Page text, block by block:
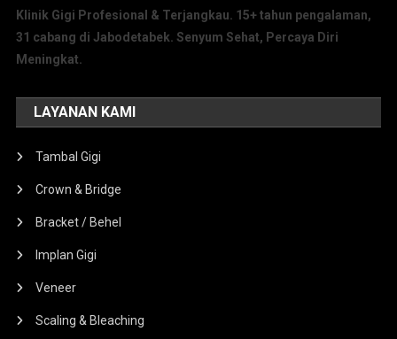
Klinik Gigi Profesional & Terjangkau. 15+ tahun pengalaman,
31 cabang di Jabodetabek. Senyum Sehat, Percaya Diri
Meningkat.
LAYANAN KAMI
Tambal Gigi
Crown & Bridge
Bracket / Behel
Implan Gigi
Veneer
Scaling & Bleaching